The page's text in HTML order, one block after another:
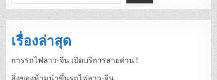
เรื่องล่าสุด
การรถไฟลาว-จีน เปิดบริการสายด่วน !